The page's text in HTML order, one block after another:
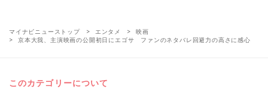
マイナビニューストップ エンタメ
映画
京本大我、主演映画の公開初日にエゴサ ファンのネタバレ回避力の高さに感心
このカテゴリーについて